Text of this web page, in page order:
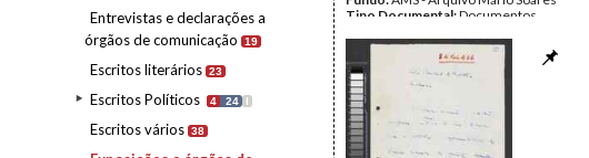
Entrevistas e declarações a
órgãos de comunicação
19
Escritos literários 23
Escritos Políticos 4 24 I
Escritos vários 38
Tipo Documental:Documentos